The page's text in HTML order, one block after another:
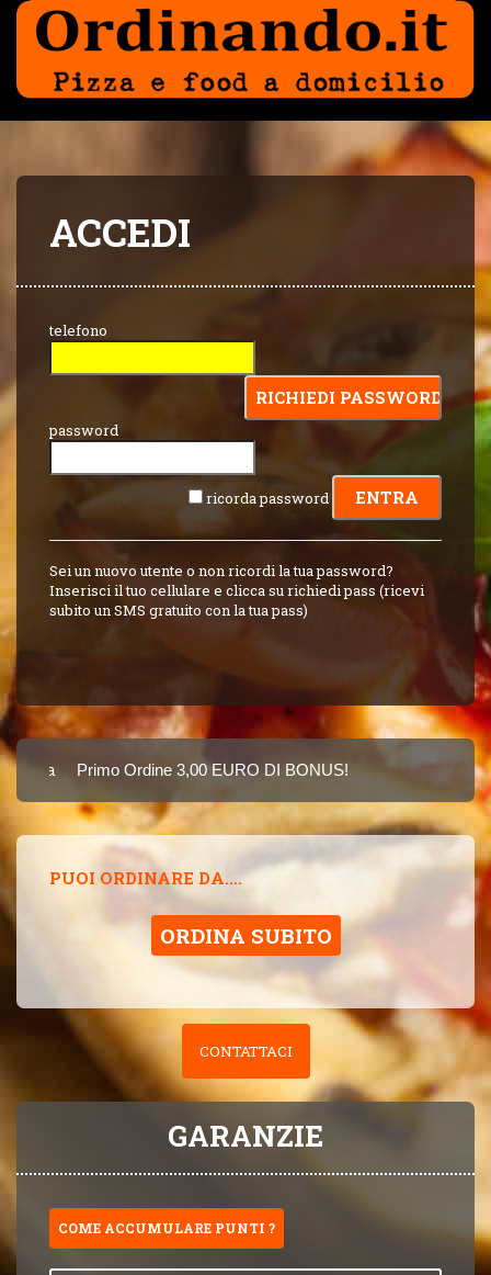
ACCEDI
telefono
password
ricorda password
Sei un nuovo utente o non ricordi la tua password?
Inserisci il tuo cellulare e clicca su richiedi pass (ricevi
subito un SMS gratuito con la tua pass)
Primo Ordine 3,00 EURO DI BONUS!
8 PUNTI 3,00
PUOI ORDINARE DA....
ORDINA SUBITO
CONTATTACI
GARANZIE
COME ACCUMULARE PUNTI ?